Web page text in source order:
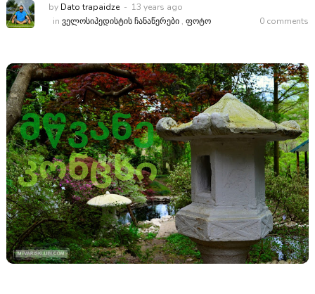
by Dato trapaidze
13 years ago
in ᲕᲔᲚᲝᲡᲘᲞᲔᲓᲘᲡᲢᲘᲡ ᲩᲐᲜᲐᲬᲔᲠᲔᲑᲘ, ᲤᲝᲢᲝ 0 comments